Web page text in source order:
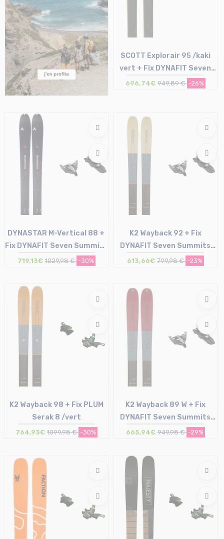
SCOTT Explorair 95 /kaki
vert + Fix DYNAFIT Seven
Summits sans freins /noir
696,74€ 949,89 € -26%
DYNASTAR M-Vertical 88 +
Fix DYNAFIT Seven Summits
sans freins /noir argent
719,13€ 1029,98 € -30%
K2 Wayback 92 + Fix
DYNAFIT Seven Summits
sans freins /noir argent
613,66€ 799,98 € -23%
K2 Wayback 98 + Fix PLUM
Serak 8 /vert
764,93€ 1099,98 € -30%
K2 Wayback 89 W + Fix
DYNAFIT Seven Summits
sans freins /noir argent
665,94€ 949,98 € -29%